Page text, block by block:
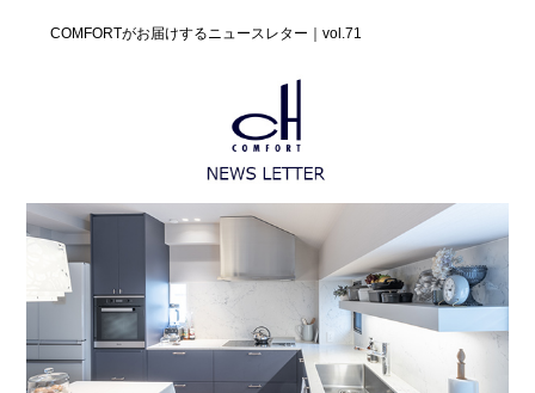
COMFORTがお届けするニュースレター｜vol.71